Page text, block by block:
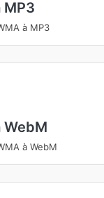
MP3
à MP3
WebM
à WebM